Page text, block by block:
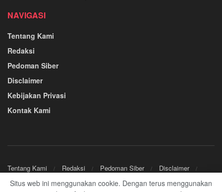
NAVIGASI
Tentang Kami
Redaksi
Pedoman Siber
Disclaimer
Kebijakan Privasi
Kontak Kami
Tentang Kami Redaksi Pedoman Siber
Disclaimer
Situs web ini menggunakan cookie. Dengan terus menggunakan